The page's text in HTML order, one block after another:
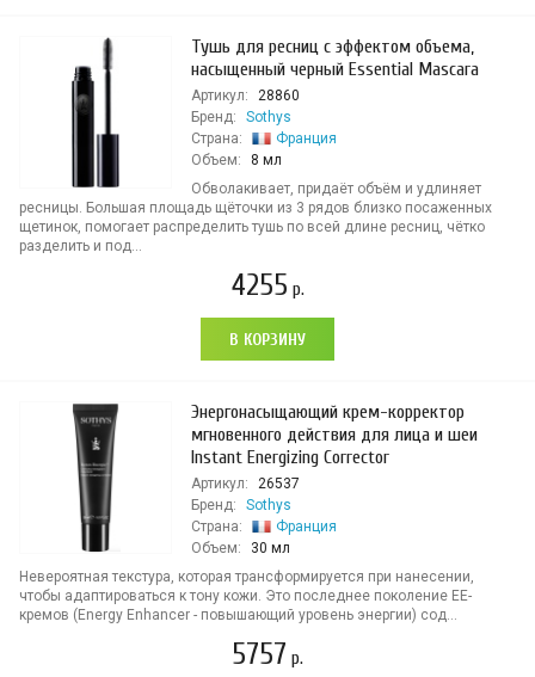
Тушь для ресниц с эффектом объема,
насыщенный черный Essential Mascara
Артикул:
28860
Бренд:
Sothys
Страна:
Франция
Объем:
8 мл
Обволакивает, придаёт объём и удлиняет
ресницы. Большая площадь щёточки из 3 рядов близко посаженных
щетинок, помогает распределить тушь по всей длине ресниц, чётко
разделить и под...
4255 р.
В КОРЗИНУ
Энергонасыщающий крем-корректор
мгновенного действия для лица и шеи
Instant Energizing Corrector
Артикул:
26537
Бренд:
Sothys
Страна:
Франция
Объем:
30 мл
Невероятная текстура, которая трансформируется при нанесении,
чтобы адаптироваться к тону кожи. Это последнее поколение EE-
кремов (Energy Enhancer - повышающий уровень энергии) сод...
5757 р.